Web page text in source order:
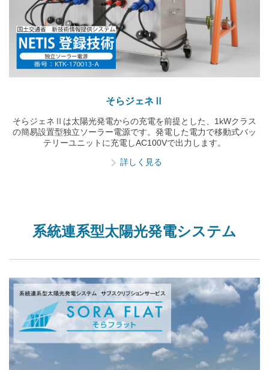
そらジェネⅡ
そらジェネⅡは太陽光発電からの充電を前提とした、1kWクラス
の簡易設置型独立ソーラー電源です。発電した電力で移動式バッ
テリーユニットに充電しAC100Vで出力します。
詳しく見る
系統連系型太陽光発電システム